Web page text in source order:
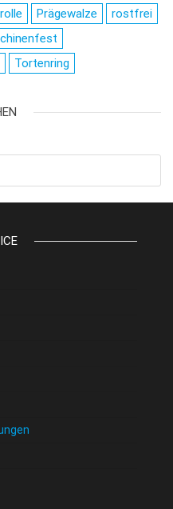
Prägewalze
rostfrei
Tortenring